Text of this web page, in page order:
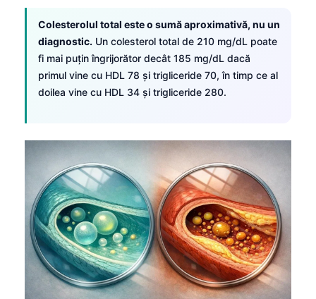
Colesterolul total este o sumă aproximativă, nu un
diagnostic. Un colesterol total de 210 mg/dL poate
fi mai puțin îngrijorător decât 185 mg/dL dacă
primul vine cu HDL 78 și trigliceride 70, în timp ce al
doilea vine cu HDL 34 și trigliceride 280.
Татар теле
Беларуская мова
Esperanto
Frysk
Ślōnskŏ gŏdka
Norsk bokmål